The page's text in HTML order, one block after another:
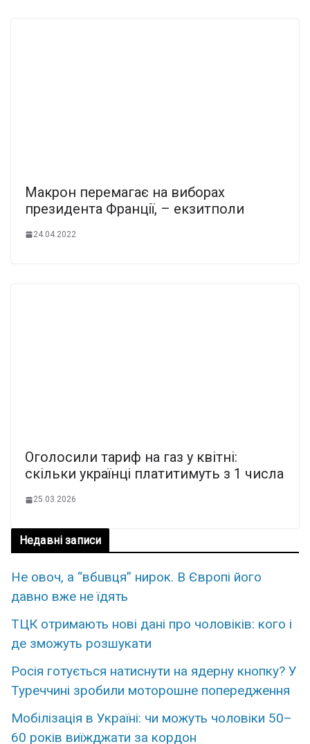
Макрон перемагає на виборах
президента Франції, – екзитполи
24.04.2022
Оголосили тариф на газ у квітні:
скільки українці платитимуть з 1 числа
25.03.2026
Недавні записи
Нe овoч, а “вбuвця” ниpок. В Євpопі його
дaвно вже не їдять
ТЦК отримають нові дані про чоловіків: кого і
де зможуть розшукати
Росія готується натиснути на ядерну кнопку? У
Туреччині зробили моторошне попередження
Мобілізація в Україні: чи можуть чоловіки 50–
60 років виїжджати за кордон